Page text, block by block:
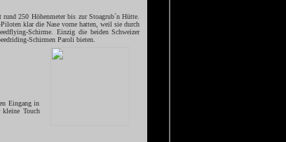
250 Höhenmeter bis zur Stoagrub´n Hütte.
klar die Nase vorne hatten, weil sie durch
Schirme. Einzig die beiden Schweizer
Schirmen Paroli bieten.
Eingang in
kleine Touch